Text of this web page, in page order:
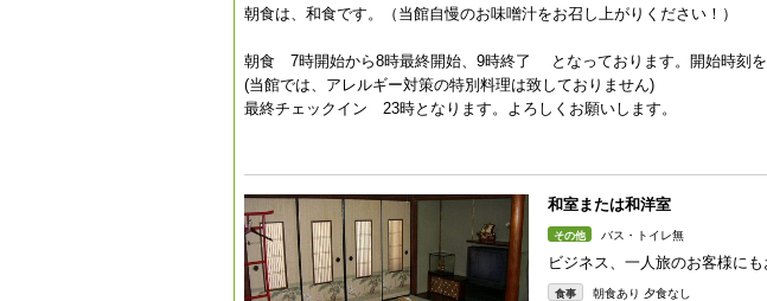
朝食は、和食です。（当館自慢のお味噌汁をお召し上がりください！）
朝食 7時開始から8時最終開始、9時終了 となっております。開始時刻を
(当館では、アレルギー対策の特別料理は致しておりません)
最終チェックイン 23時となります。よろしくお願いします。
和室または和洋室
その他 バス・トイレ無
ビジネス、一人旅のお客様にも
食事 朝食あり 夕食なし